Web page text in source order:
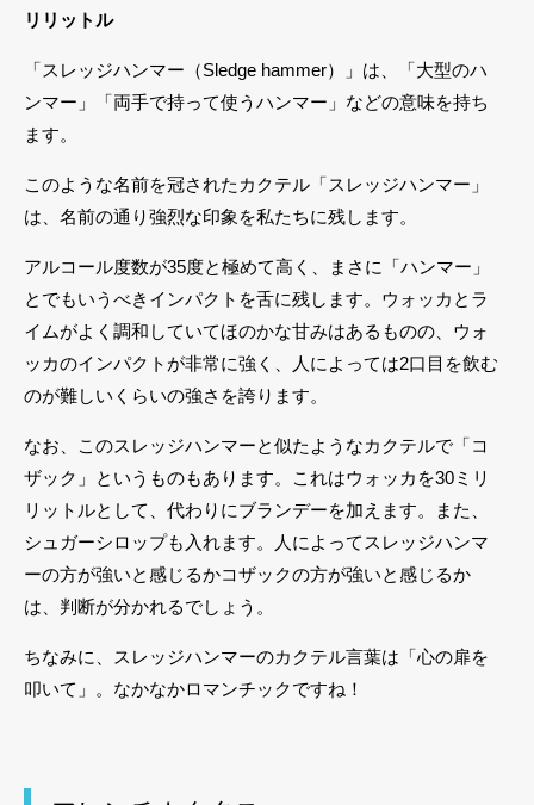
リリットル
「スレッジハンマー（Sledge hammer）」は、「大型のハ
ンマー」「両手で持って使うハンマー」などの意味を持ち
ます。
このような名前を冠されたカクテル「スレッジハンマー」
は、名前の通り強烈な印象を私たちに残します。
アルコール度数が35度と極めて高く、まさに「ハンマー」
とでもいうべきインパクトを舌に残します。ウォッカとラ
イムがよく調和していてほのかな甘みはあるものの、ウォ
ッカのインパクトが非常に強く、人によっては2口目を飲む
のが難しいくらいの強さを誇ります。
なお、このスレッジハンマーと似たようなカクテルで「コ
ザック」というものもあります。これはウォッカを30ミリ
リットルとして、代わりにブランデーを加えます。また、
シュガーシロップも入れます。人によってスレッジハンマ
ーの方が強いと感じるかコザックの方が強いと感じるか
は、判断が分かれるでしょう。
ちなみに、スレッジハンマーのカクテル言葉は「心の扉を
叩いて」。なかなかロマンチックですね！